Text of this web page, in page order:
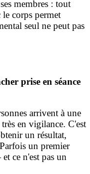
membres : tout
corps permet
seul ne peut pas
prise en séance
arrivent à une
en vigilance. C'est
un résultat,
un premier
ce n'est pas un